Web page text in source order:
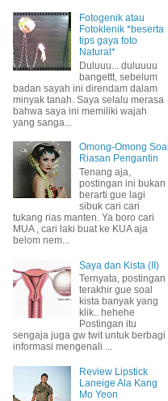
Fotogenik atau
Fotoklenik *beserta
tips gaya foto
Natural*
Duluuu... duluuuu
bangettt, sebelum
badan sayah ini direndam dalam
minyak tanah. Saya selalu merasa
bahwa saya ini memiliki wajah
yang sanga...
Omong-Omong Soal
Riasan Pengantin
Tenang aja,
postingan ini bukan
berarti gue lagi
sibuk cari cari
tukang rias manten. Ya boro cari
MUA , cari laki buat ke KUA aja
belom nem...
Saya dan Kista (II)
Ternyata, postingan
terakhir gue soal
kista banyak yang
klik.. hehehe
Postingan itu
sengaja juga gw twit untuk berbagi
informasi mengenali ...
Review Lipstick
Laneige Ala Kang
Mo Yeon